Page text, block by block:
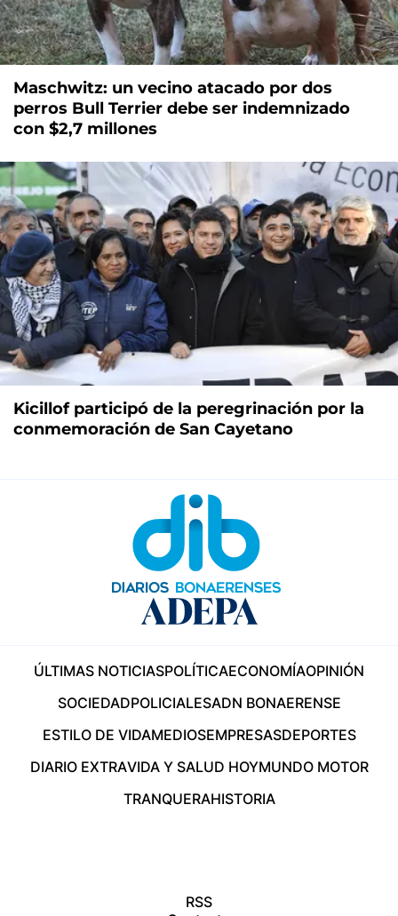
Maschwitz: un vecino atacado por dos
perros Bull Terrier debe ser indemnizado
con $2,7 millones
Kicillof participó de la peregrinación por la
conmemoración de San Cayetano
ÚLTIMAS NOTICIASPOLÍTICAECONOMÍAOPINIÓN
SOCIEDADPOLICIALESADN BONAERENSE
ESTILO DE VIDAMEDIOSEMPRESASDEPORTES
DIARIO EXTRAVIDA Y SALUD HOYMUNDO MOTOR
TRANQUERAHISTORIA
RSS